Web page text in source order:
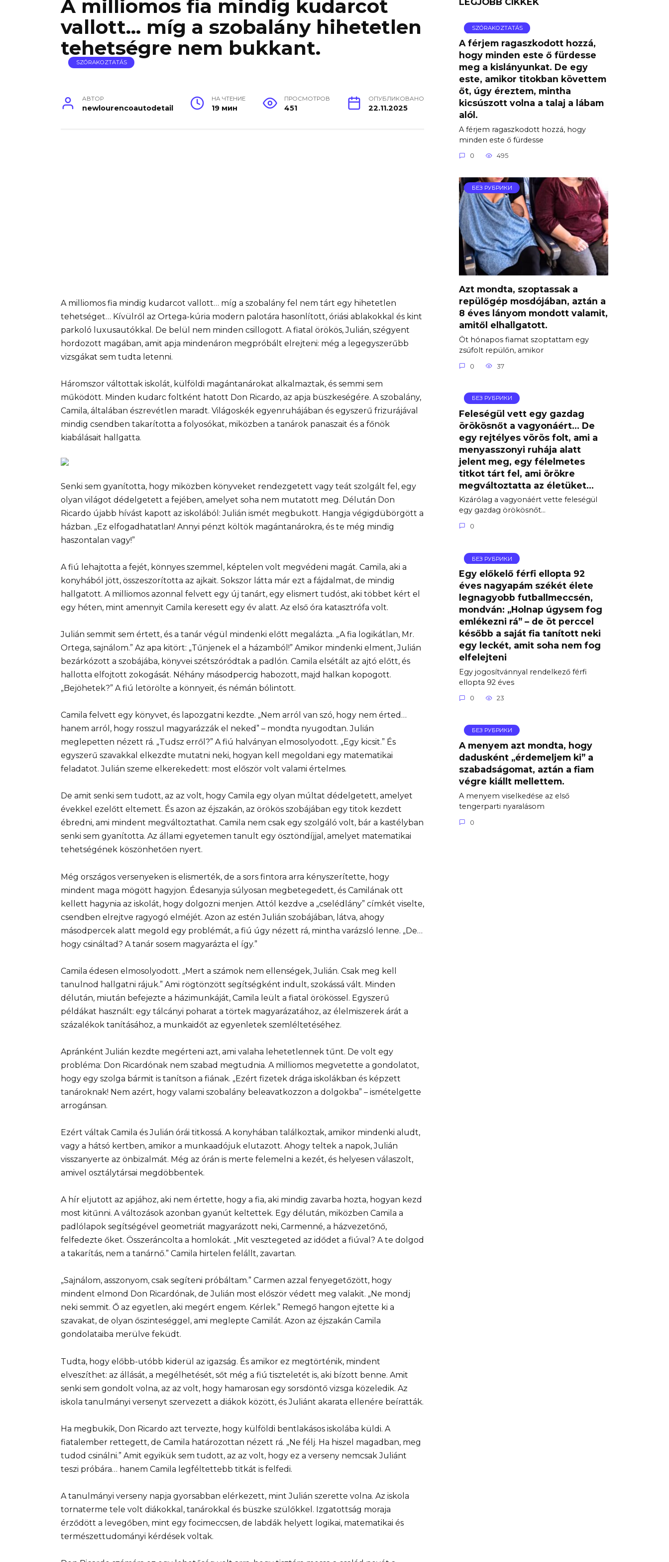
A milliomos fia mindig kudarcot
vallott… míg a szobalány hihetetlen
tehetségre nem bukkant.
SZÓRAKOZTATÁS
АВТОР
newlourencoautodetail
НА ЧТЕНИЕ
19 мин
ПРОСМОТРОВ
451
ОПУБЛИКОВАНО
22.11.2025
A milliomos fia mindig kudarcot vallott… míg a szobalány fel nem tárt egy hihetetlen
tehetséget… Kívülről az Ortega-kúria modern palotára hasonlított, óriási ablakokkal és kint
parkoló luxusautókkal. De belül nem minden csillogott. A fiatal örökös, Julián, szégyent
hordozott magában, amit apja mindenáron megpróbált elrejteni: még a legegyszerűbb
vizsgákat sem tudta letenni.
Háromszor váltottak iskolát, külföldi magántanárokat alkalmaztak, és semmi sem
működött. Minden kudarc foltként hatott Don Ricardo, az apja büszkeségére. A szobalány,
Camila, általában észrevétlen maradt. Világoskék egyenruhájában és egyszerű frizurájával
mindig csendben takarította a folyosókat, miközben a tanárok panaszait és a főnök
kiabálásait hallgatta.
Senki sem gyanította, hogy miközben könyveket rendezgetett vagy teát szolgált fel, egy
olyan világot dédelgetett a fejében, amelyet soha nem mutatott meg. Délután Don
Ricardo újabb hívást kapott az iskolából: Julián ismét megbukott. Hangja végigdübörgött a
házban. „Ez elfogadhatatlan! Annyi pénzt költök magántanárokra, és te még mindig
haszontalan vagy!”
A fiú lehajtotta a fejét, könnyes szemmel, képtelen volt megvédeni magát. Camila, aki a
konyhából jött, összeszorította az ajkait. Sokszor látta már ezt a fájdalmat, de mindig
hallgatott. A milliomos azonnal felvett egy új tanárt, egy elismert tudóst, aki többet kért el
egy héten, mint amennyit Camila keresett egy év alatt. Az első óra katasztrófa volt.
Julián semmit sem értett, és a tanár végül mindenki előtt megalázta. „A fia logikátlan, Mr.
Ortega, sajnálom.” Az apa kitört: „Tűnjenek el a házamból!” Amikor mindenki elment, Julián
bezárkózott a szobájába, könyvei szétszóródtak a padlón. Camila elsétált az ajtó előtt, és
hallotta elfojtott zokogását. Néhány másodpercig habozott, majd halkan kopogott.
„Bejöhetek?” A fiú letörölte a könnyeit, és némán bólintott.
Camila felvett egy könyvet, és lapozgatni kezdte. „Nem arról van szó, hogy nem érted…
hanem arról, hogy rosszul magyarázzák el neked” – mondta nyugodtan. Julián
meglepetten nézett rá. „Tudsz erről?” A fiú halványan elmosolyodott. „Egy kicsit.” És
egyszerű szavakkal elkezdte mutatni neki, hogyan kell megoldani egy matematikai
feladatot. Julián szeme elkerekedett: most először volt valami értelmes.
De amit senki sem tudott, az az volt, hogy Camila egy olyan múltat ​​dédelgetett, amelyet
évekkel ezelőtt eltemett. És azon az éjszakán, az örökös szobájában egy titok kezdett
ébredni, ami mindent megváltoztathat. Camila nem csak egy szolgáló volt, bár a kastélyban
senki sem gyanította. Az állami egyetemen tanult egy ösztöndíjjal, amelyet matematikai
tehetségének köszönhetően nyert.
Még országos versenyeken is elismerték, de a sors fintora arra kényszerítette, hogy
mindent maga mögött hagyjon. Édesanyja súlyosan megbetegedett, és Camilának ott
kellett hagynia az iskolát, hogy dolgozni menjen. Attól kezdve a „cselédlány” címkét viselte,
csendben elrejtve ragyogó elméjét. Azon az estén Julián szobájában, látva, ahogy
másodpercek alatt megold egy problémát, a fiú úgy nézett rá, mintha varázsló lenne. „De…
hogy csináltad? A tanár sosem magyarázta el így.”
Camila édesen elmosolyodott. „Mert a számok nem ellenségek, Julián. Csak meg kell
tanulnod hallgatni rájuk.” Ami rögtönzött segítségként indult, szokássá vált. Minden
délután, miután befejezte a házimunkáját, Camila leült a fiatal örökössel. Egyszerű
példákat használt: egy tálcányi poharat a törtek magyarázatához, az élelmiszerek árát a
százalékok tanításához, a munkaidőt az egyenletek szemléltetéséhez.
Apránként Julián kezdte megérteni azt, ami valaha lehetetlennek tűnt. De volt egy
probléma: Don Ricardónak nem szabad megtudnia. A milliomos megvetette a gondolatot,
hogy egy szolga bármit is tanítson a fiának. „Ezért fizetek drága iskolákban és képzett
tanároknak! Nem azért, hogy valami szobalány beleavatkozzon a dolgokba” – ismételgette
arrogánsan.
Ezért váltak Camila és Julián órái titkossá. A konyhában találkoztak, amikor mindenki aludt,
vagy a hátsó kertben, amikor a munkaadójuk elutazott. Ahogy teltek a napok, Julián
visszanyerte az önbizalmát. Még az órán is merte felemelni a kezét, és helyesen válaszolt,
amivel osztálytársai megdöbbentek.
A hír eljutott az apjához, aki nem értette, hogy a fia, aki mindig zavarba hozta, hogyan kezd
most kitűnni. A változások azonban gyanút keltettek. Egy délután, miközben Camila a
padlólapok segítségével geometriát magyarázott neki, Carmenné, a házvezetőnő,
felfedezte őket. Összeráncolta a homlokát. „Mit vesztegeted az idődet a fiúval? A te dolgod
a takarítás, nem a tanárnő.” Camila hirtelen felállt, zavartan.
„Sajnálom, asszonyom, csak segíteni próbáltam.” Carmen azzal fenyegetőzött, hogy
mindent elmond Don Ricardónak, de Julián most először védett meg valakit. „Ne mondj
neki semmit. Ő az egyetlen, aki megért engem. Kérlek.” Remegő hangon ejtette ki a
szavakat, de olyan őszinteséggel, ami meglepte Camilát. Azon az éjszakán Camila
gondolataiba merülve feküdt.
Tudta, hogy előbb-utóbb kiderül az igazság. És amikor ez megtörténik, mindent
elveszíthet: az állását, a megélhetését, sőt még a fiú tiszteletét is, aki bízott benne. Amit
senki sem gondolt volna, az az volt, hogy hamarosan egy sorsdöntő vizsga közeledik. Az
iskola tanulmányi versenyt szervezett a diákok között, és Juliánt akarata ellenére beíratták.
Ha megbukik, Don Ricardo azt tervezte, hogy külföldi bentlakásos iskolába küldi. A
fiatalember rettegett, de Camila határozottan nézett rá. „Ne félj. Ha hiszel magadban, meg
tudod csinálni.” Amit egyikük sem tudott, az az volt, hogy ez a verseny nemcsak Juliánt
teszi próbára… hanem Camila legféltettebb titkát is felfedi.
A tanulmányi verseny napja gyorsabban elérkezett, mint Julián szerette volna. Az iskola
tornaterme tele volt diákokkal, tanárokkal és büszke szülőkkel. Izgatottság moraja
érződött a levegőben, mint egy focimeccsen, de labdák helyett logikai, matematikai és
természettudományi kérdések voltak.
SZÓRAKOZTATÁS
A férjem ragaszkodott hozzá,
hogy minden este ő fürdesse
meg a kislányunkat. De egy
este, amikor titokban követtem
őt, úgy éreztem, mintha
kicsúszott volna a talaj a lábam
alól.
A férjem ragaszkodott hozzá, hogy
minden este ő fürdesse
0 495
БЕЗ РУБРИКИ
Azt mondta, szoptassak a
repülőgép mosdójában, aztán a
8 éves lányom mondott valamit,
amitől elhallgatott.
Öt hónapos fiamat szoptattam egy
zsúfolt repülőn, amikor
0 37
БЕЗ РУБРИКИ
Feleségül vett egy gazdag
örökösnőt a vagyonáért… De
egy rejtélyes vörös folt, ami a
menyasszonyi ruhája alatt
jelent meg, egy félelmetes
titkot tárt fel, ami örökre
megváltoztatta az életüket…
Kizárólag a vagyonáért vette feleségül
egy gazdag örökösnőt…
0
БЕЗ РУБРИКИ
Egy előkelő férfi ellopta 92
éves nagyapám székét élete
legnagyobb futballmeccsén,
mondván: „Holnap úgysem fog
emlékezni rá” – de öt perccel
később a saját fia tanított neki
egy leckét, amit soha nem fog
elfelejteni
Egy jogosítvánnyal rendelkező férfi
ellopta 92 éves
0 23
БЕЗ РУБРИКИ
A menyem azt mondta, hogy
dadusként „érdemeljem ki” a
szabadságomat, aztán a fiam
végre kiállt mellettem.
A menyem viselkedése az első
tengerparti nyaralásom
0